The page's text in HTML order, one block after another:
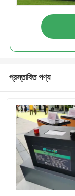
প্রস্তাবিত পণ্য